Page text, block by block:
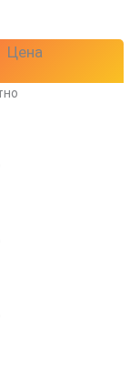
Цена